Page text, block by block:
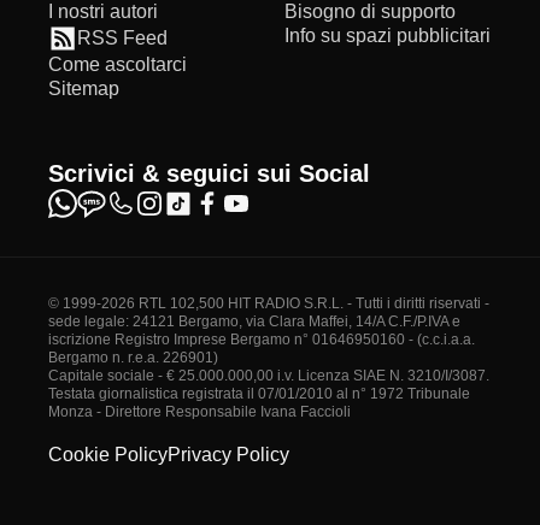
I nostri autori
RSS Feed
Come ascoltarci
Sitemap
Bisogno di supporto
Info su spazi pubblicitari
Scrivici & seguici sui Social
© 1999-2026 RTL 102,500 HIT RADIO S.R.L. - Tutti i diritti riservati -
sede legale: 24121 Bergamo, via Clara Maffei, 14/A C.F./P.IVA e
iscrizione Registro Imprese Bergamo n° 01646950160 - (c.c.i.a.a.
Bergamo n. r.e.a. 226901)
Capitale sociale - € 25.000.000,00 i.v. Licenza SIAE N. 3210/I/3087.
Testata giornalistica registrata il 07/01/2010 al n° 1972 Tribunale
Monza - Direttore Responsabile Ivana Faccioli
Cookie PolicyPrivacy Policy